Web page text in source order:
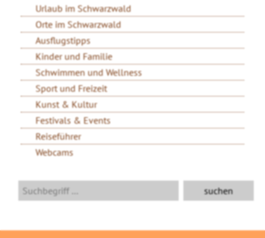
Urlaub im Schwarzwald
Orte im Schwarzwald
Ausflugstipps
Kinder und Familie
Schwimmen und Wellness
Sport und Freizeit
Kunst & Kultur
Festivals & Events
Reiseführer
Webcams